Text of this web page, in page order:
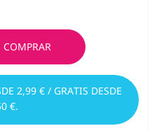
COMPRAR
2,99 € / GRATIS DESDE
€.